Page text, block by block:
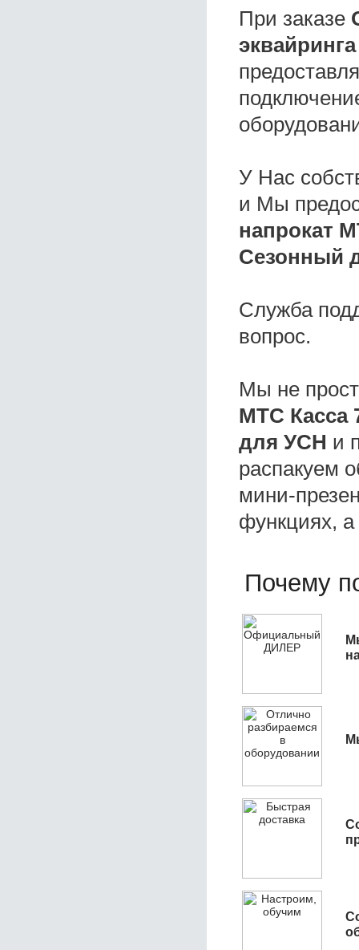
При заказе
У Нас
и Мы
напрокат
Сезонный
Служба
вопрос.
Мы не
МТС Касса
для УСН и
распакуем
мини-
функциях,
Почему